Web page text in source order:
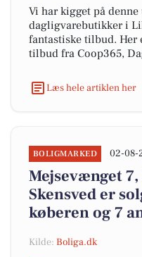
Vi har kigget på
dagligvarebutikker i
fantastiske tilbud. Her
tilbud fra Coop365,
Læs hele artiklen her
BOLIGMARKED 02-08-
Mejsevænget
Skensved er
køberen og 7
Kilde: Boliga.dk